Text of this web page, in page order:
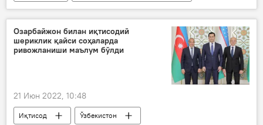
импорт
ун Россия
Озарбайжон билан иқтисодий
шериклик қайси соҳаларда
ривожланиши маълум бўлди
21 Июн 2022, 10:48
Иқтисод
Ўзбекистон